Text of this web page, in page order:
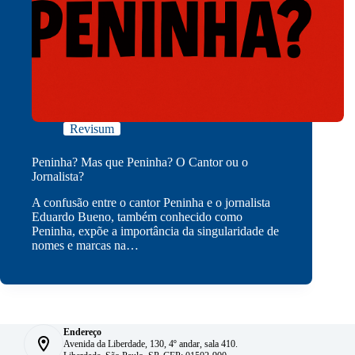
Revisum
Peninha? Mas que Peninha? O Cantor ou o
Jornalista?
A confusão entre o cantor Peninha e o jornalista
Eduardo Bueno, também conhecido como
Peninha, expõe a importância da singularidade de
nomes e marcas na…
Endereço
Avenida da Liberdade, 130, 4º andar, sala 410.